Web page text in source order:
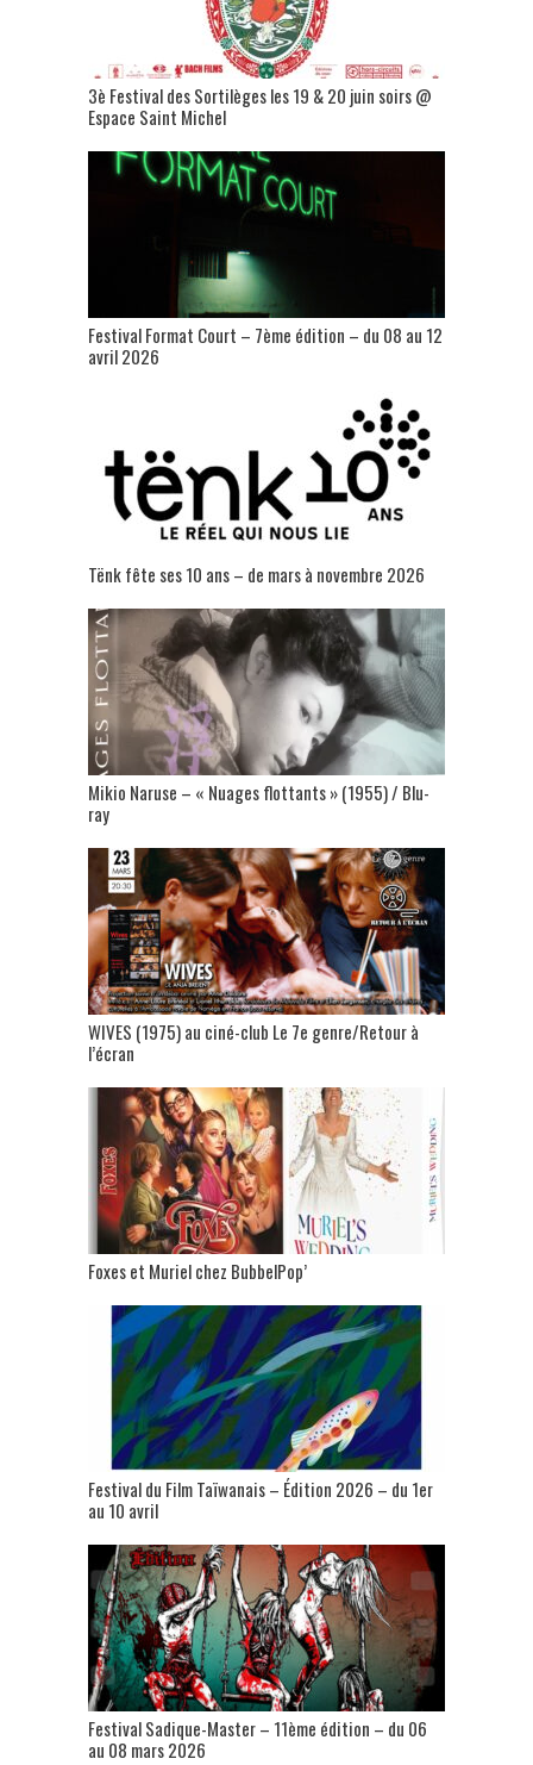
3è Festival des Sortilèges les 19 & 20 juin soirs @
Espace Saint Michel
Festival Format Court – 7ème édition – du 08 au 12
avril 2026
Tënk fête ses 10 ans – de mars à novembre 2026
Mikio Naruse – « Nuages flottants » (1955) / Blu-
ray
WIVES (1975) au ciné-club Le 7e genre/Retour à
l’écran
Foxes et Muriel chez BubbelPop’
Festival du Film Taïwanais – Édition 2026 – du 1er
au 10 avril
Festival Sadique-Master – 11ème édition – du 06
au 08 mars 2026